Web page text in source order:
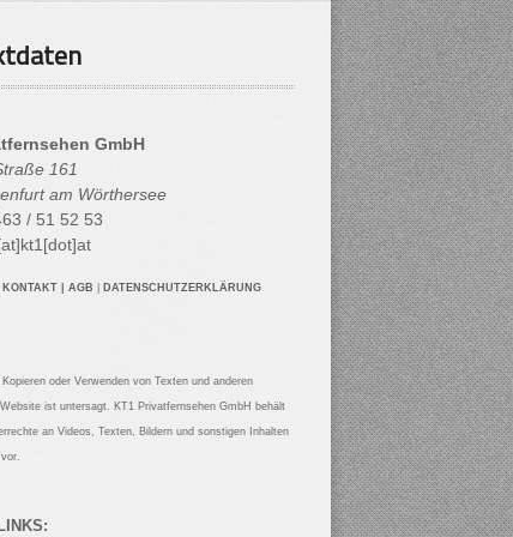
GmbH
161
am Wörthersee
/ 51 52 53
KONTAKT AGB DATENSCHUTZERKLÄRUNG
oder Verwenden von Texten und anderen
Website ist untersagt. KT1 Privatfernsehen GmbH behält
an Videos, Texten, Bildern und sonstigen Inhalten